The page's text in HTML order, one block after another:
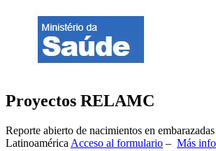
Proyectos RELAMC
Reporte abierto de nacimientos en
Latinoamérica Acceso al formulario – Más